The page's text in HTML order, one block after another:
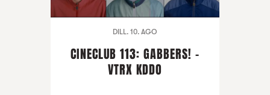
DILL. 10. AGO
CINECLUB 113: GABBERS! -
VTRX KDDO